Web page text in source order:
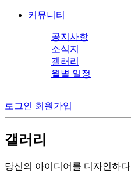
커뮤니티
공지사항
소식지
갤러리
월별 일정
로그인 회원가입
갤러리
당신의 아이디어를 디자인하다